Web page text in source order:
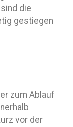
die
gestiegen
zum Ablauf
vor der